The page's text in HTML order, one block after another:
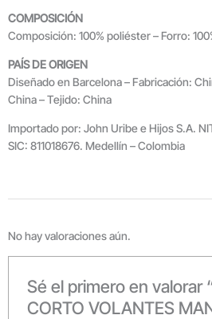
COMPOSICIÓN
Composición: 100% poliéster – Forro:
PAÍS DE ORIGEN
Diseñado en Barcelona – Fabricación:
China – Tejido: China
Importado por: John Uribe e Hijos S.A.
SIC: 811018676. Medellín – Colombia
No hay valoraciones aún.
Sé el primero en valorar
CORTO VOLANTES